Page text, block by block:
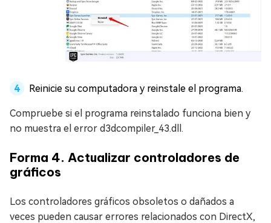
Reinicie su computadora y reinstale el programa.
Compruebe si el programa reinstalado funciona bien y
no muestra el error d3dcompiler_43.dll.
Forma 4. Actualizar controladores de
gráficos
Los controladores gráficos obsoletos o dañados a
veces pueden causar errores relacionados con DirectX,